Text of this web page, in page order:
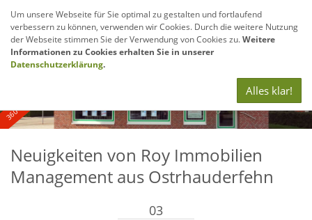
360° - und Luftbildaufnahmen
Neuigkeiten von Roy Immobilien
Management aus Ostrhauderfehn
03
Um unsere Webseite für Sie optimal zu gestalten und fortlaufend
verbessern zu können, verwenden wir Cookies. Durch die weitere Nutzung
der Webseite stimmen Sie der Verwendung von Cookies zu.Weitere
Informationen zu Cookies erhalten Sie in unserer
Datenschutzerklärung.
Alles klar!